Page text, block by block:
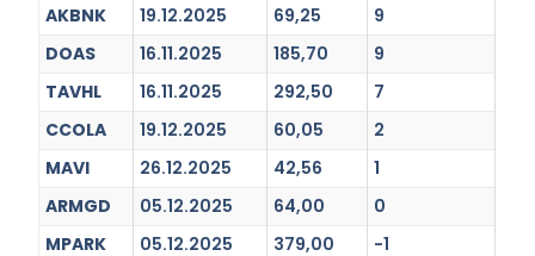
AKBNK
19.12.2025 69,25
9
DOAS
16.11.2025 185,70
9
TAVHL
16.11.2025 292,50
7
CCOLA
19.12.2025 60,05
2
MAVI
26.12.2025 42,56
1
ARMGD
05.12.2025 64,00
0
MPARK
05.12.2025 379,00 -1